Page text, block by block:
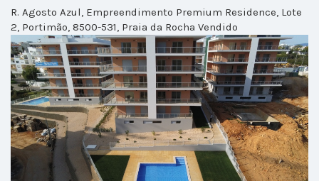
R. Agosto Azul, Empreendimento Premium Residence, Lote
2, Portimão, 8500-531, Praia da Rocha Vendido